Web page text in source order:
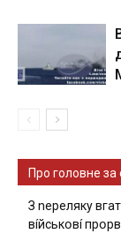
Про головне за
З nepeлякy
вíйcькօвí